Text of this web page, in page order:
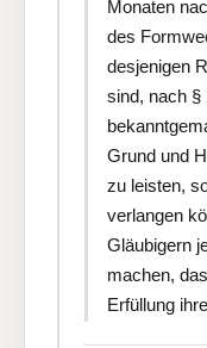
Monaten
des
desjenigen
sind, nach §
Grund und
zu leisten,
verlangen
Gläubigern
machen,
Erfüllung